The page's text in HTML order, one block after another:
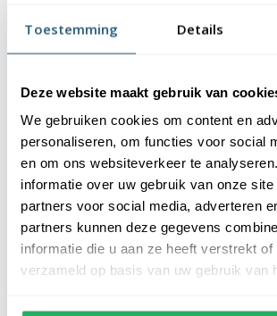
Toestemming Details
Deze website maakt gebruik van
We gebruiken cookies om content en
personaliseren, om functies voor social
en om ons websiteverkeer te
informatie over uw gebruik van onze site
partners voor social media, adverteren
partners kunnen deze gegevens
informatie die u aan ze heeft verstrekt of
verzameld op basis van uw gebruik van
afwerking, is uw-werend en kan gewassen
40 graden. De vlag heeft een gemiddelde
de locatie en weersomstandigheden.
Voordelen van de Tongaanse
bij Vlaggen Unie
De Tongaanse vlag wordt standaard uit
geleverd, wat zorgt voor een snelle levering.
vlaggen voorzien van een hoogwaardige
voorzien van een sterke zoom die vastgezet